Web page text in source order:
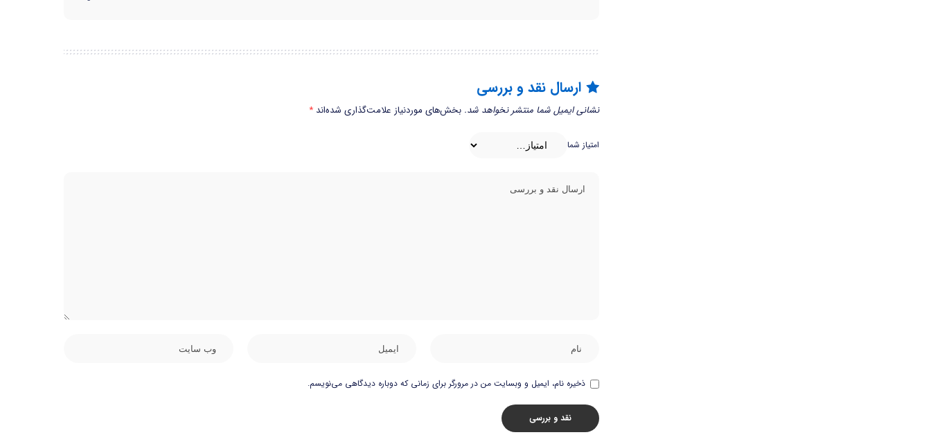
ارسال نقد و بررسی
نشانی ایمیل شما منتشر نخواهد شد. بخش‌های موردنیاز علامت‌گذاری شده‌اند *
امتیاز شما
ذخیره نام، ایمیل و وبسایت من در مرورگر برای زمانی که دوباره دیدگاهی می‌نویسم.